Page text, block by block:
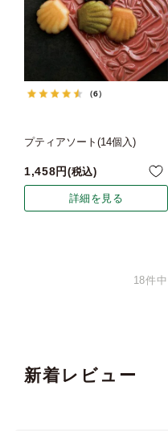
（6）
プティアソート(14個入)
1,458 税込
詳細を見る
18件中
新着レビュー